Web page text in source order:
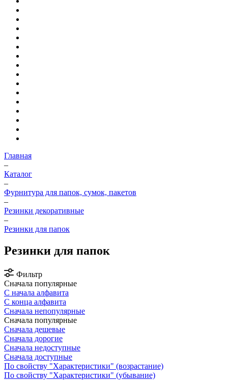
Главная
–
Каталог
–
Фурнитура для папок, сумок, пакетов
–
Резинки декоративные
–
Резинки для папок
Резинки для папок
Фильтр
Сначала популярные
С начала алфавита
С конца алфавита
Сначала непопулярные
Сначала популярные
Сначала дешевые
Сначала дорогие
Сначала недоступные
Сначала доступные
По свойству "Характеристики" (возрастание)
По свойству "Характеристики" (убывание)